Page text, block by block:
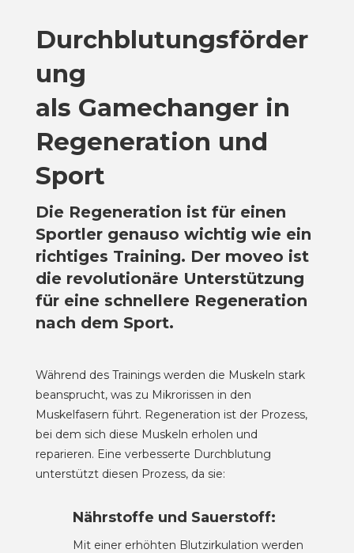
Durchblutungsförder
ung
als Gamechanger in
Regeneration und
Sport
Die Regeneration ist für einen
Sportler genauso wichtig wie ein
richtiges Training. Der moveo ist
die revolutionäre Unterstützung
für eine schnellere Regeneration
nach dem Sport.
Während des Trainings werden die Muskeln stark
beansprucht, was zu Mikrorissen in den
Muskelfasern führt. Regeneration ist der Prozess,
bei dem sich diese Muskeln erholen und
reparieren. Eine verbesserte Durchblutung
unterstützt diesen Prozess, da sie:
Nährstoffe und Sauerstoff:
Mit einer erhöhten Blutzirkulation werden